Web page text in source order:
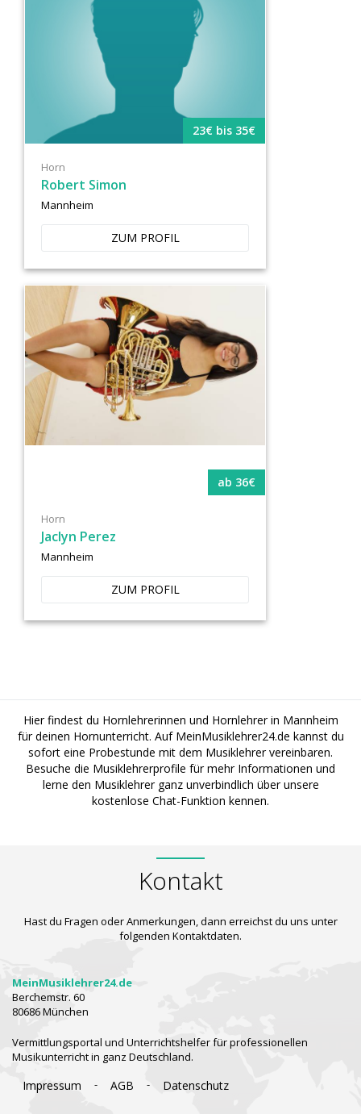
23€ bis 35€
Horn
Robert Simon
Mannheim
ZUM PROFIL
ab 36€
Horn
Jaclyn Perez
Mannheim
ZUM PROFIL
Hier findest du Hornlehrerinnen und Hornlehrer in Mannheim
für deinen Hornunterricht. Auf MeinMusiklehrer24.de kannst du
sofort eine Probestunde mit dem Musiklehrer vereinbaren.
Besuche die Musiklehrerprofile für mehr Informationen und
lerne den Musiklehrer ganz unverbindlich über unsere
kostenlose Chat-Funktion kennen.
Kontakt
Hast du Fragen oder Anmerkungen, dann erreichst du uns unter
folgenden Kontaktdaten.
MeinMusiklehrer24.de
Berchemstr. 60
80686 München
Vermittlungsportal und Unterrichtshelfer für professionellen
Musikunterricht in ganz Deutschland.
Impressum - AGB - Datenschutz